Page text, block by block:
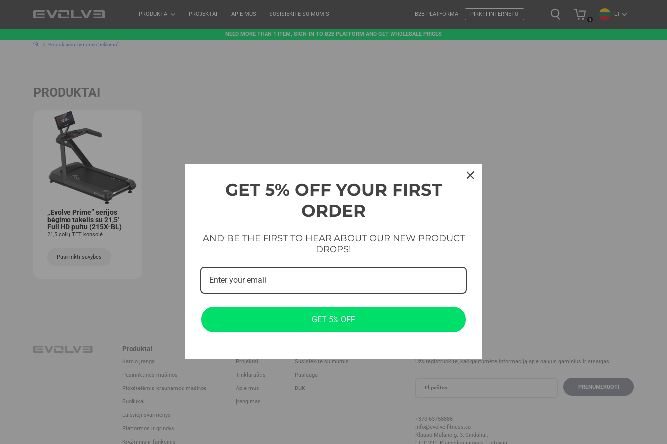
PRODUKTAI PROJEKTAI APIE MUS SUSISIEKITE SU MUMIS B2B PLATFORMA PIRKTI INTERNETU
0
LT
NEED MORE THAN 1 ITEM, SIGN-IN TO B2B PLATFORM AND GET WHOLESALE PRICES
Produktai su žymomis “reklama”
PRODUKTAI
„Evolve Prime” serijos
bėgimo takelis su 21,5′
Full HD pultu (215X-BL)
21,5 colių TFT konsolė
Pasirinkti savybes
Produktai
Kardio įranga
Pasirinktinės mašinos
Plokštelėmis kraunamos mašinos
Suoliukai
Laisvieji svarmenys
Platformos ir grindys
Kryžminis ir funkcinis
Projektai
Tinklaraštis
Apie mus
Įrengimas
Susisiekite su mumis
Paslauga
DUK
Užsiregistruokite, kad gautumėte informaciją apie naujus gaminius ir atsargas
+370 63758888
info@evolve-fitness.eu
Klauso Malūno g. 3, Ginduliai,
GET 5% OFF YOUR FIRST
ORDER
AND BE THE FIRST TO HEAR ABOUT OUR NEW PRODUCT
DROPS!
GET 5% OFF